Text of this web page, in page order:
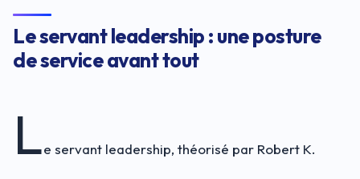
Le servant leadership : une posture
de service avant tout
Le servant leadership, théorisé par Robert K.